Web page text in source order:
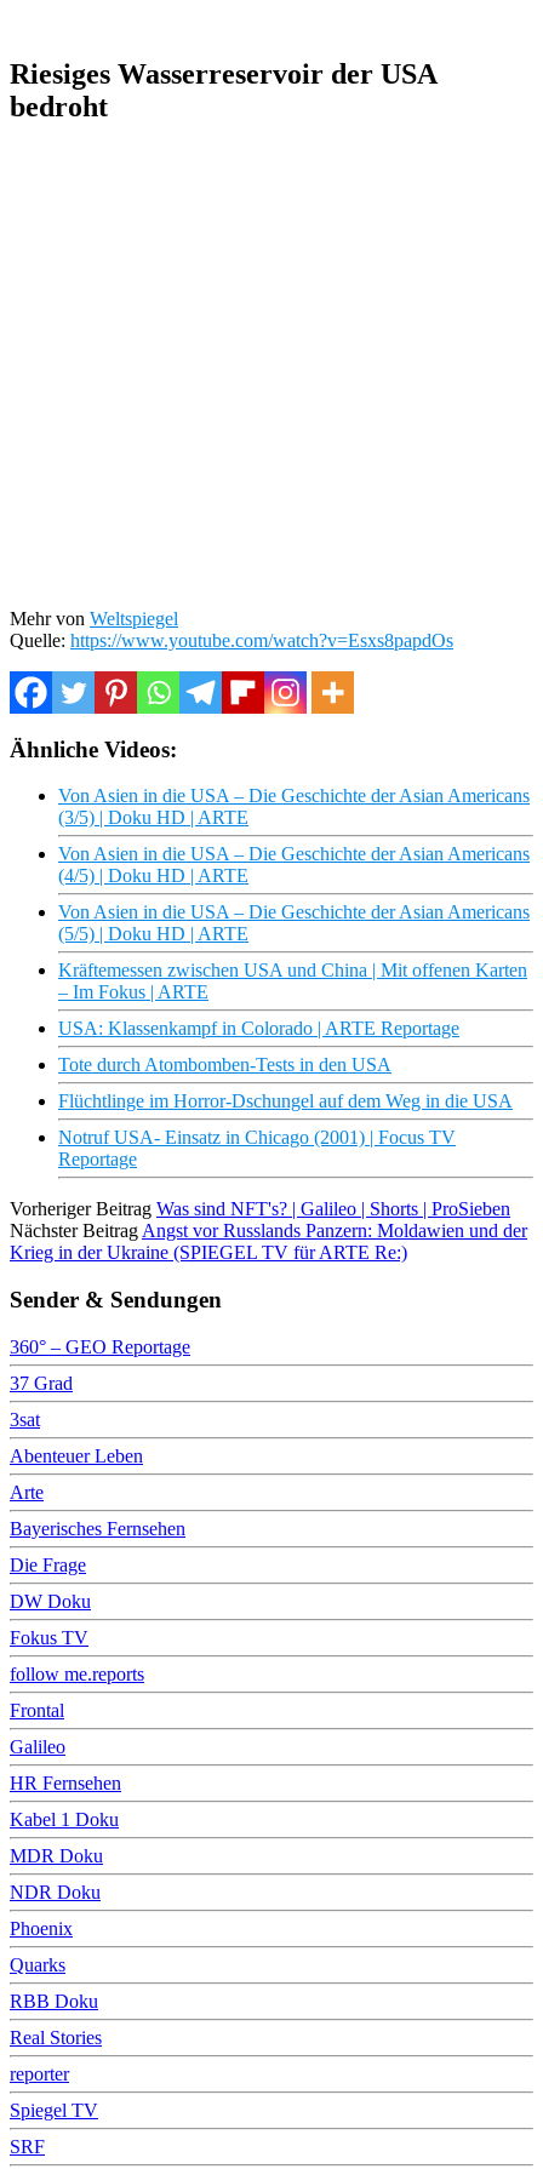
Riesiges Wasserreservoir der USA
bedroht
Mehr von Weltspiegel
Quelle: https://www.youtube.com/watch?v=Esxs8papdOs
Ähnliche Videos:
Von Asien in die USA – Die Geschichte der Asian Americans
(3/5) | Doku HD | ARTE
Von Asien in die USA – Die Geschichte der Asian Americans
(4/5) | Doku HD | ARTE
Von Asien in die USA – Die Geschichte der Asian Americans
(5/5) | Doku HD | ARTE
Kräftemessen zwischen USA und China | Mit offenen Karten
– Im Fokus | ARTE
USA: Klassenkampf in Colorado | ARTE Reportage
Tote durch Atombomben-Tests in den USA
Flüchtlinge im Horror-Dschungel auf dem Weg in die USA
Notruf USA- Einsatz in Chicago (2001) | Focus TV
Reportage
Vorheriger Beitrag Was sind NFT's? | Galileo | Shorts | ProSieben
Nächster Beitrag Angst vor Russlands Panzern: Moldawien und der
Krieg in der Ukraine (SPIEGEL TV für ARTE Re:)
Sender & Sendungen
360° – GEO Reportage
37 Grad
3sat
Abenteuer Leben
Arte
Bayerisches Fernsehen
Die Frage
DW Doku
Fokus TV
follow me.reports
Frontal
Galileo
HR Fernsehen
Kabel 1 Doku
MDR Doku
NDR Doku
Phoenix
Quarks
RBB Doku
Real Stories
reporter
Spiegel TV
SRF